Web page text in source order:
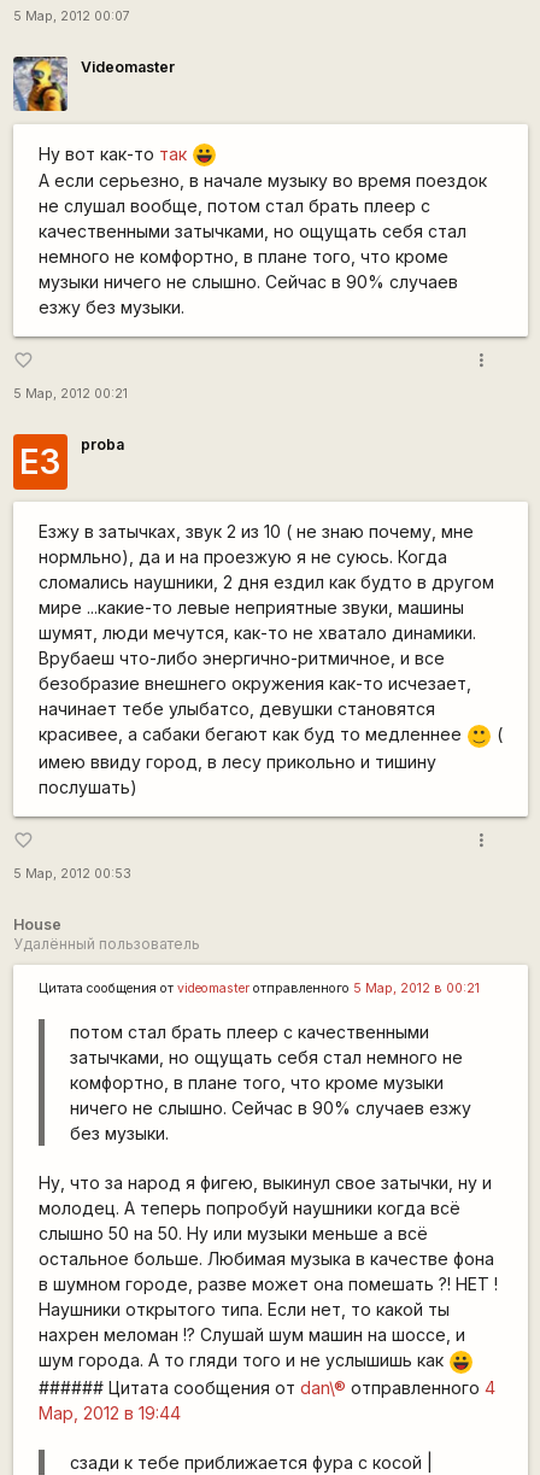
5 Мар, 2012 00:07
Videomaster
Ну вот как-то так |-))
А если серьезно, в начале музыку во время поездок
не слушал вообще, потом стал брать плеер с
качественными затычками, но ощущать себя стал
немного не комфортно, в плане того, что кроме
музыки ничего не слышно. Сейчас в 90% случаев
езжу без музыки.
favorite_border
5 Мар, 2012 00:21
more_vert
ЕЗ proba
Езжу в затычках, звук 2 из 10 ( не знаю почему, мне
нормльно), да и на проезжую я не суюсь. Когда
сломались наушники, 2 дня ездил как будто в другом
мире ...какие-то левые неприятные звуки, машины
шумят, люди мечутся, как-то не хватало динамики.
Врубаеш что-либо энергично-ритмичное, и все
безобразие внешнего окружения как-то исчезает,
начинает тебе улыбатсо, девушки становятся
красивее, а сабаки бегают как буд то медленнее
:)
(
имею ввиду город, в лесу прикольно и тишину
послушать)
favorite_border
5 Мар, 2012 00:53
more_vert
House
Удалённый пользователь
Цитата сообщения от videomasterотправленного 5 Мар, 2012 в 00:21
потом стал брать плеер с качественными
затычками, но ощущать себя стал немного не
комфортно, в плане того, что кроме музыки
ничего не слышно. Сейчас в 90% случаев езжу
без музыки.
Ну, что за народ я фигею, выкинул свое затычки, ну и
молодец. А теперь попробуй наушники когда всё
слышно 50 на 50. Ну или музыки меньше а всё
остальное больше. Любимая музыка в качестве фона
в шумном городе, разве может она помешать ?! НЕТ !
Наушники открытого типа. Если нет, то какой ты
нахрен меломан !? Слушай шум машин на шоссе, и
шум города. А то гляди того и не услышишь как |-))
###### Цитата сообщения от dan\® отправленного 4
Мар, 2012 в 19:44
сзади к тебе приближается фура с косой |